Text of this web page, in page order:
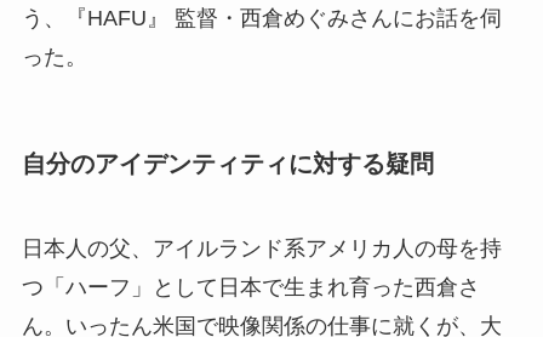
う、『HAFU』 監督・西倉めぐみさんにお話を伺
った。
自分のアイデンティティに対する疑問
日本人の父、アイルランド系アメリカ人の母を持
つ「ハーフ」として日本で生まれ育った西倉さ
ん。いったん米国で映像関係の仕事に就くが、大